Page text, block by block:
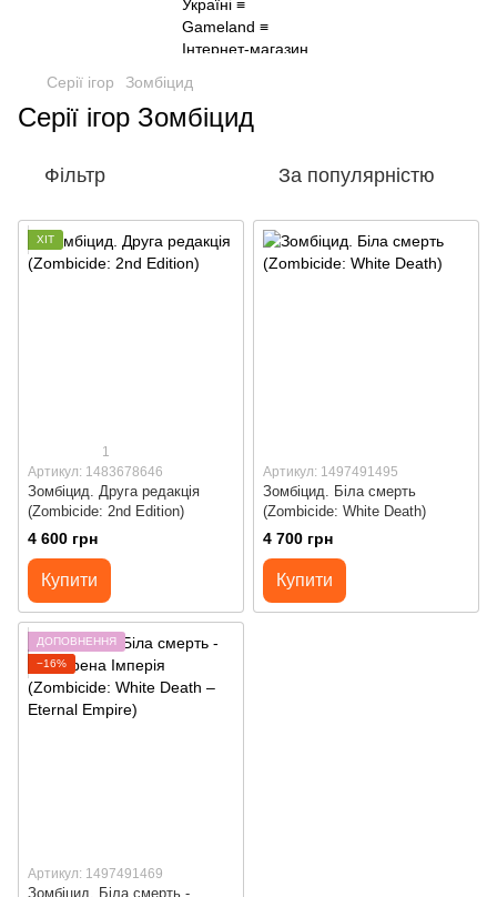
Серії ігор Зомбіцид
Серії ігор Зомбіцид
Фільтр За популярністю
ХІТ
1
Артикул: 1483678646
Зомбіцид. Друга редакція
(Zombicide: 2nd Edition)
4 600 грн
Купити
Артикул: 1497491495
Зомбіцид. Біла смерть
(Zombicide: White Death)
4 700 грн
Купити
ДОПОВНЕННЯ
−16%
Артикул: 1497491469
Зомбіцид. Біла смерть -